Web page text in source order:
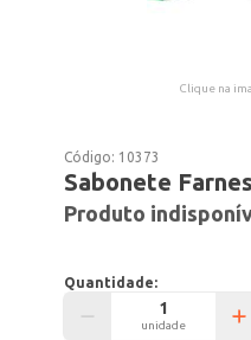
Clique na
Código: 10373
Sabonete
Produto
Quantidade:
unidade